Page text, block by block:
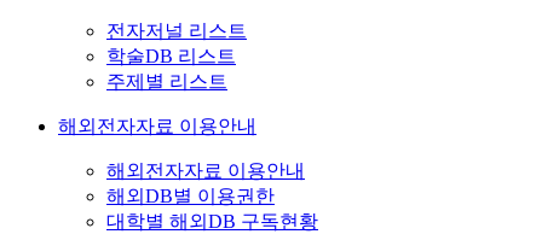
전자저널 리스트
학술DB 리스트
주제별 리스트
해외전자자료 이용안내
해외전자자료 이용안내
해외DB별 이용권한
대학별 해외DB 구독현황